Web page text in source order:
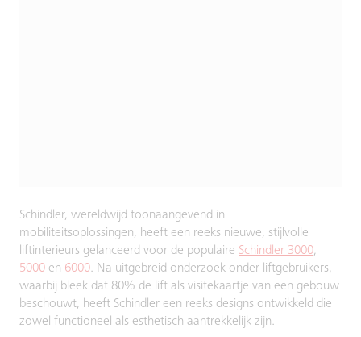
Schindler, wereldwijd toonaangevend in
mobiliteitsoplossingen, heeft een reeks nieuwe, stijlvolle
liftinterieurs gelanceerd voor de populaire Schindler 3000,
5000 en 6000. Na uitgebreid onderzoek onder liftgebruikers,
waarbij bleek dat 80% de lift als visitekaartje van een gebouw
beschouwt, heeft Schindler een reeks designs ontwikkeld die
zowel functioneel als esthetisch aantrekkelijk zijn.